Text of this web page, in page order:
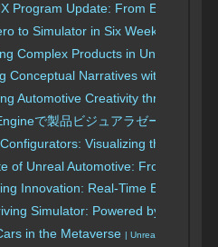
Program Update: From Early
to Simulator in Six Weeks
Complex Products in Unreal:
Conceptual Narratives with Unreal
Automotive Creativity through the
で製品ビジュアラゼーション：
Visualizing the brand
of Unreal Automotive: From
Innovation: Real-Time
Simulator: Powered by Unreal
in the Metaverse | Unreal Fest 2023